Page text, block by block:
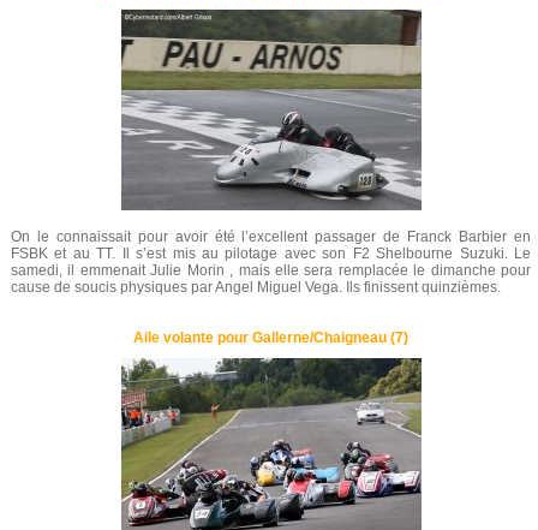
On le connaissait pour avoir été l’excellent passager de Franck Barbier en
FSBK et au TT. Il s’est mis au pilotage avec son F2 Shelbourne Suzuki. Le
samedi, il emmenait Julie Morin , mais elle sera remplacée le dimanche pour
cause de soucis physiques par Angel Miguel Vega. Ils finissent quinzièmes.
Aile volante pour Gallerne/Chaigneau (7)